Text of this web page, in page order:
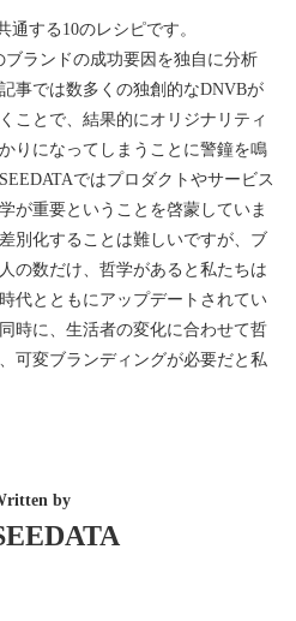
by
通する10のレシピです。
ブランドの成功要因を独自に分析
事では数多くの独創的なDNVBが
ことで、結果的にオリジナリティ
りになってしまうことに警鐘を鳴
ではプロダクトやサービス
が重要ということを啓蒙していま
別化することは難しいですが、ブ
の数だけ、哲学があると私たちは
代とともにアップデートされてい
時に、生活者の変化に合わせて哲
可変ブランディングが必要だと私